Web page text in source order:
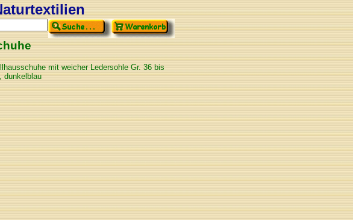
mit weicher Ledersohle Gr. 36 bis
dunkelblau